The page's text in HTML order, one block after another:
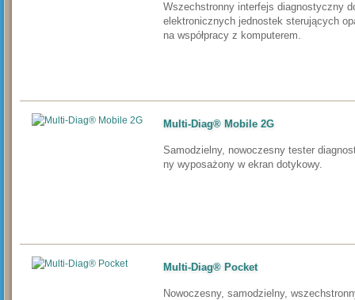
Wszechstronny interfejs diag­nostyczny
elektronicznych jednostek sterujących
na współpracy z komputerem.
Multi-Diag® Mobile 2G
Sa­mo­dziel­ny, no­wo­czes­ny tes­ter
ny wy­po­sa­żo­ny w ek­ran do­ty­ko­wy.
Multi-Diag® Pocket
No­wo­czes­ny, sa­mo­dziel­ny,